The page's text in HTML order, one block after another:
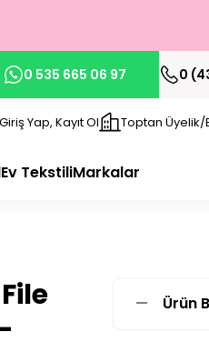
0 535 665 06 97 0
Giriş Yap, Kayıt Ol Toptan Üyelik/
Ev TekstiliMarkalar
Ürün